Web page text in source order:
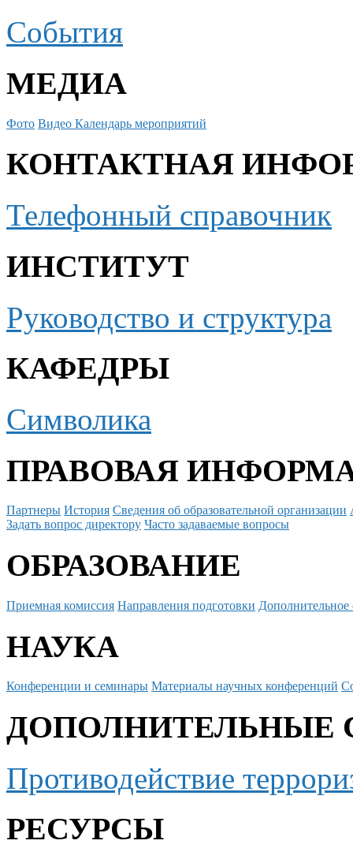
События
МЕДИА
Фото Видео Календарь мероприятий
КОНТАКТНАЯ
Телефонный справочник
ИНСТИТУТ
Руководство и структура
КАФЕДРЫ
Символика
ПРАВОВАЯ
Партнеры История Сведения об образовательной организации
Задать вопрос директору Часто задаваемые вопросы
ОБРАЗОВАНИЕ
Приемная комиссия Направления подготовки Дополнительное
НАУКА
Конференции и семинары Материалы научных конференций
ДОПОЛНИТЕЛЬНЫЕ
Противодействие
РЕСУРСЫ